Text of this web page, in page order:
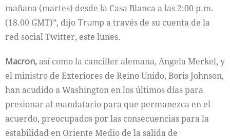
mañana (martes) desde la Casa Blanca a las 2:00 p.m.
(18.00 GMT)”, dijo Trump a través de su cuenta de la
red social Twitter, este lunes.
Macron, así como la canciller alemana, Angela Merkel, y
el ministro de Exteriores de Reino Unido, Boris Johnson,
han acudido a Washington en los últimos días para
presionar al mandatario para que permanezca en el
acuerdo, preocupados por las consecuencias para la
estabilidad en Oriente Medio de la salida de